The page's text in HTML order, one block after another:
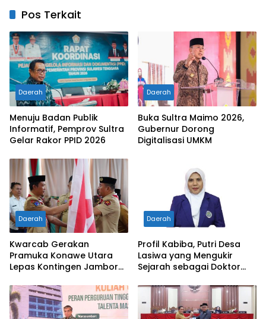
Pos Terkait
Daerah
Menuju Badan Publik
Informatif, Pemprov Sultra
Gelar Rakor PPID 2026
Daerah
Buka Sultra Maimo 2026,
Gubernur Dorong
Digitalisasi UMKM
Daerah
Kwarcab Gerakan
Pramuka Konawe Utara
Lepas Kontingen Jambore
Ikbar: Tunjukkan Karakter
Generasi Muda Konut yang
Disiplin dan Berprestasi
Daerah
Profil Kabiba, Putri Desa
Lasiwa yang Mengukir
Sejarah sebagai Doktor
Kelahirannya